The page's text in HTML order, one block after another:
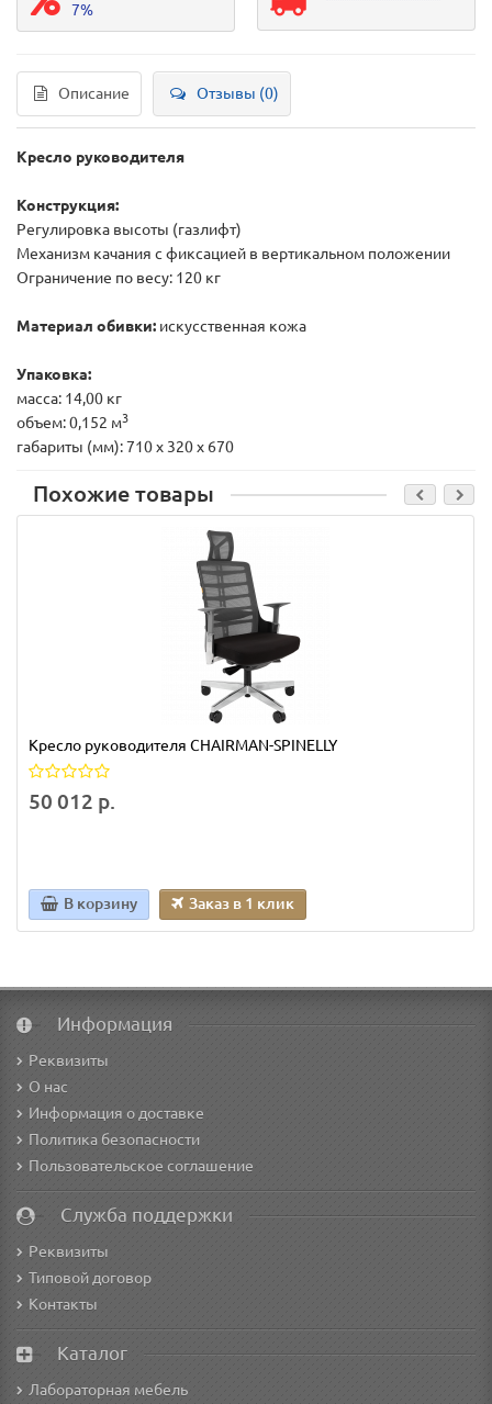
7%
Описание Отзывы (0)
Кресло руководителя
Конструкция:
Регулировка высоты (газлифт)
Механизм качания с фиксацией в вертикальном положении
Ограничение по весу: 120 кг
Материал обивки: искусственная кожа
Упаковка:
масса: 14,00 кг
объем: 0,152 м3
габариты (мм): 710 х 320 х 670
Похожие товары
Кресло руководителя CHAIRMAN-SPINELLY
50 012 р.
В корзину Заказ в 1 клик
Информация
Реквизиты
О нас
Информация о доставке
Политика безопасности
Пользовательское соглашение
Служба поддержки
Реквизиты
Типовой договор
Контакты
Каталог
Лабораторная мебель